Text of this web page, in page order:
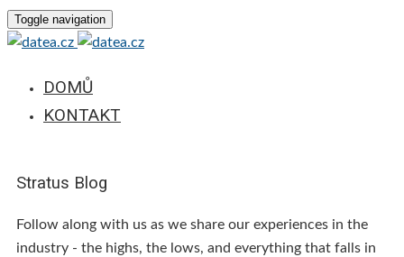
Toggle navigation
DOMŮ
KONTAKT
Stratus Blog
Follow along with us as we share our experiences in the
industry - the highs, the lows, and everything that falls in